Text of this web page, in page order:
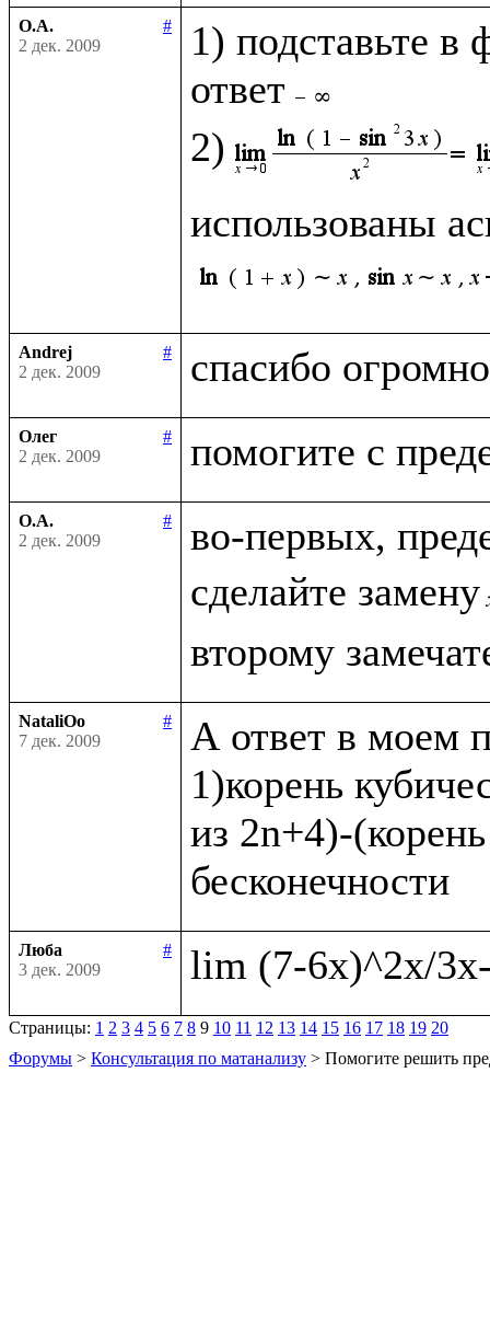
О.А.
#
2 дек. 2009
1) подставьте в
ответ
2)
использованы
Andrej
#
2 дек. 2009
Олег
#
2 дек. 2009
О.А.
#
2 дек. 2009
во-первых,
сделайте замену
NataliOo
#
7 дек. 2009
А ответ в моем
1)корень
из 2n+4)-
Люба
#
3 дек. 2009
Страницы: 1 2 3 4 5 6 7 8 9 10 11 12 13 14 15 16 17 18 19 20
Форумы > Консультация по матанализу > Помогите решить